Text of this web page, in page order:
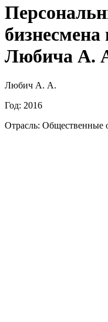
Любича А.
Любич А. А.
Год: 2016
Отрасль: Общественные